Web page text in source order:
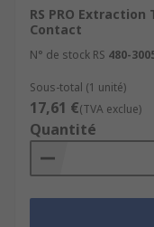
affix around
easy action.
RS PRO Extraction
Contact
N° de stock RS 480-
Sous-total (1 unité)
17,61 €(TVA exclue)
Quantité